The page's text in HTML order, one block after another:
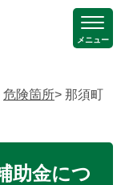
メニュー
危険箇所> 那須町
助金につ